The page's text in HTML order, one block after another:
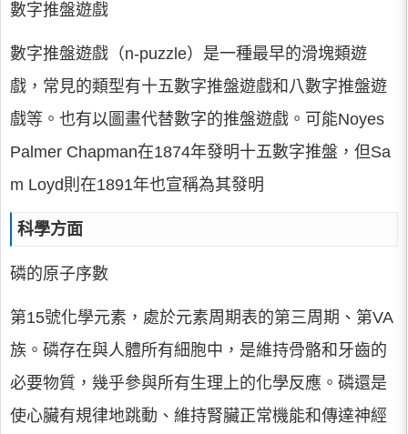
數字推盤遊戲
數字推盤遊戲（n-puzzle）是一種最早的滑塊類遊
戲，常見的類型有十五數字推盤遊戲和八數字推盤遊
戲等。也有以圖畫代替數字的推盤遊戲。可能Noyes
Palmer Chapman在1874年發明十五數字推盤，但Sa
m Loyd則在1891年也宣稱為其發明
科學方面
磷的原子序數
第15號化學元素，處於元素周期表的第三周期、第VA
族。磷存在與人體所有細胞中，是維持骨骼和牙齒的
必要物質，幾乎參與所有生理上的化學反應。磷還是
使心臟有規律地跳動、維持腎臟正常機能和傳達神經